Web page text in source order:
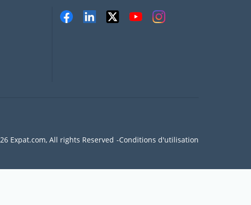
Expat.com, All rights Reserved Conditions d'utilisation